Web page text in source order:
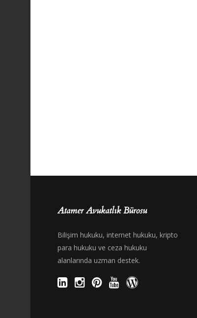
Atamer Avukatlık Bürosu
Bilişim hukuku, internet hukuku, kripto
para hukuku ve ceza hukuku
alanlarında uzman destek.